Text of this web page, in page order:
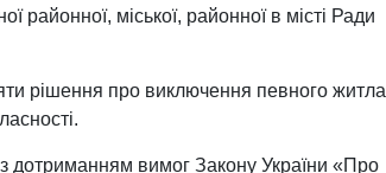
районної, міської, районної в місті Ради
рішення про виключення певного житла
дотриманням вимог Закону України «Про